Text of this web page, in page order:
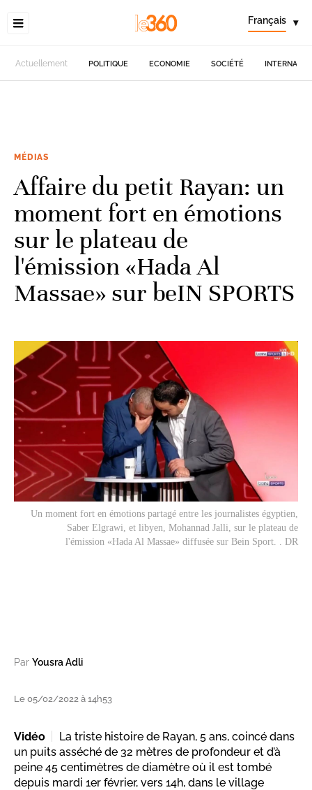
Français ▾
Actuellement POLITIQUE ECONOMIE SOCIÉTÉ
MÉDIAS
Affaire du petit Rayan: un
moment fort en émotions
sur le plateau de
l'émission «Hada Al
Massae» sur beIN SPORTS
Un moment fort en émotions partagé entre les journalistes égyptien,
Saber Elgrawi, et libyen, Mohannad Jalli, sur le plateau de
l'émission «Hada Al Massae» diffusée sur Bein Sport. . DR
Par Yousra Adli
Le 05/02/2022 à 14h53
Vidéo
La triste histoire de Rayan, 5 ans, coincé dans
un puits asséché de 32 mètres de profondeur et d’à
peine 45 centimètres de diamètre où il est tombé
depuis mardi 1er février, vers 14h, dans le village